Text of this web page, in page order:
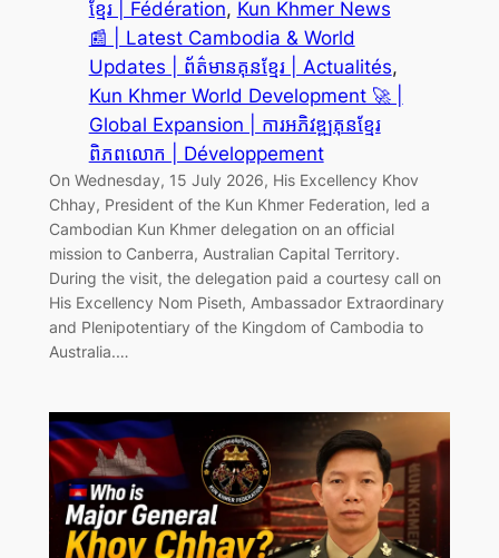
ខ្មែរ | Fédération, Kun Khmer News
📰 | Latest Cambodia & World
Updates | ព័ត៌មានគុនខ្មែរ | Actualités
Kun Khmer World Development 🚀 |
Global Expansion | ការអភិវឌ្ឍគុនខ្មែរ
ពិភពលោក | Développement
On Wednesday, 15 July 2026, His Excellency Khov
Chhay, President of the Kun Khmer Federation, led a
Cambodian Kun Khmer delegation on an official
mission to Canberra, Australian Capital Territory.
During the visit, the delegation paid a courtesy call on
His Excellency Nom Piseth, Ambassador Extraordinary
and Plenipotentiary of the Kingdom of Cambodia to
Australia.…